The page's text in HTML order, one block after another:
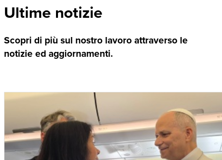
Ultime notizie
Scopri di più sul nostro lavoro attraverso le
notizie ed aggiornamenti.